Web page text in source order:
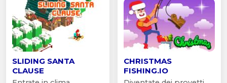
SLIDING SANTA
CLAUSE
CHRISTMAS
FISHING.IO